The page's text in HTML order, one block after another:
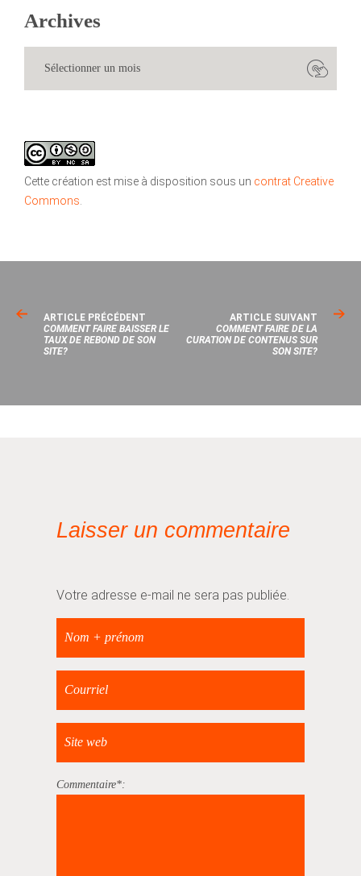
Archives
Cette création est mise à disposition sous un contrat Creative
Commons
ARTICLE PRÉCÉDENT
COMMENT FAIRE BAISSER LE
TAUX DE REBOND DE SON
SITE?
ARTICLE SUIVANT
COMMENT FAIRE DE LA
CURATION DE CONTENUS SUR
SON SITE?
Laisser un commentaire
Votre adresse e-mail ne sera pas publiée.
Commentaire